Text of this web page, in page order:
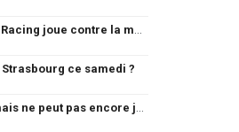
ce samedi ?